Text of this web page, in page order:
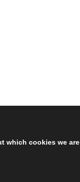
which cookies we are